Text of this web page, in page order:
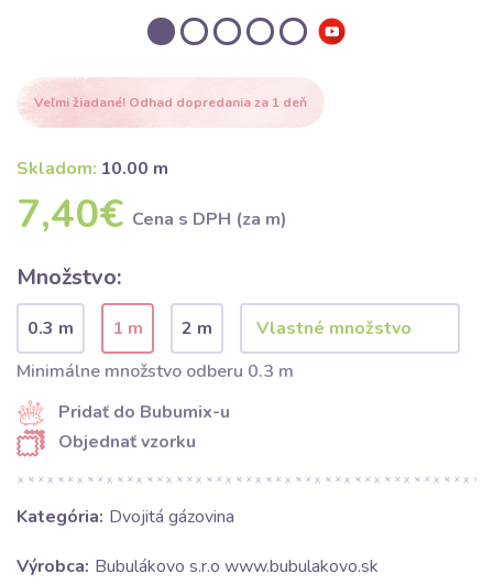
Veľmi žiadané! Odhad dopredania za 1 deň
Skladom: 10.00 m
7,40€ Cena s DPH (za m)
Množstvo:
0.3 m 1 m
2 m
Minimálne množstvo odberu 0.3 m
Pridať do Bubumix-u
Objednať vzorku
Kategória: Dvojitá gázovina
Výrobca: Bubulákovo s.r.o www.bubulakovo.sk